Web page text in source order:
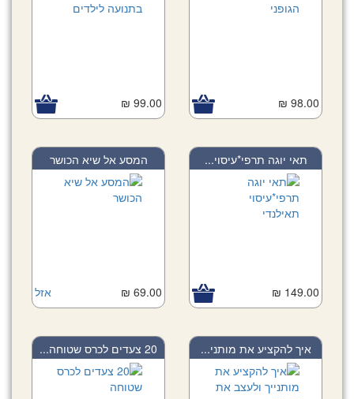
98.00 ₪
99.00 ₪
תאי יוגה תרפי*עיסוי...
149.00 ₪
המסע אל שיא הכושר
אזל 69.00 ₪
איך להקציע את מותני... 20 צעדים לכרס שטוחה...